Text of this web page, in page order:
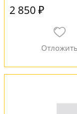
2 850 ₽